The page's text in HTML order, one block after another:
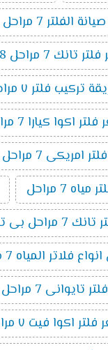
صيانة الفلتر 7 مراحل
تانك 7 مراحل 2018
تركيب فلتر ٧ مراحل
اكوا كيارا 7 مراحل
فلتر امريكى 7 مراحل
7 مراحل
7 مراحل بى تك
فلاتر المياه 7 مراحل
فلتر تايوانى 7 مراحل
اكوا فيت ٧ مراحل